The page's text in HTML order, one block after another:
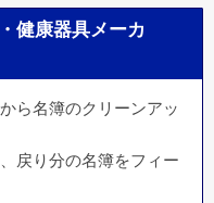
健康器具メーカ
ら名簿のクリーンアッ
戻り分の名簿をフィー